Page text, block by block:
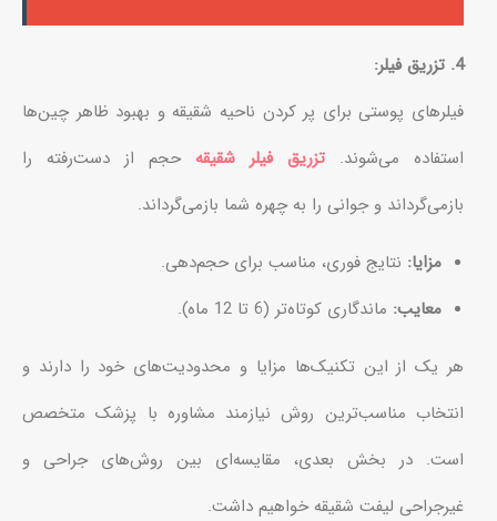
4. تزریق فیلر:
فیلرهای پوستی برای پر کردن ناحیه شقیقه و بهبود ظاهر چین‌ها
استفاده می‌شوند. تزریق فیلر شقیقه حجم از دست‌رفته را
بازمی‌گرداند و جوانی را به چهره شما بازمی‌گرداند.
مزایا: نتایج فوری، مناسب برای حجم‌دهی.
معایب: ماندگاری کوتاه‌تر (6 تا 12 ماه).
هر یک از این تکنیک‌ها مزایا و محدودیت‌های خود را دارند و
انتخاب مناسب‌ترین روش نیازمند مشاوره با پزشک متخصص
است. در بخش بعدی، مقایسه‌ای بین روش‌های جراحی و
غیرجراحی لیفت شقیقه خواهیم داشت.